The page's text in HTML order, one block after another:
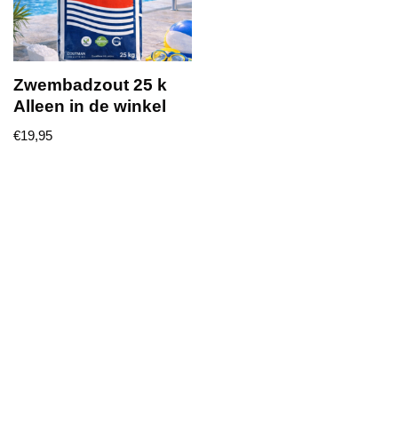
Zwembadzout 25 k
Alleen in de winkel
€19,95